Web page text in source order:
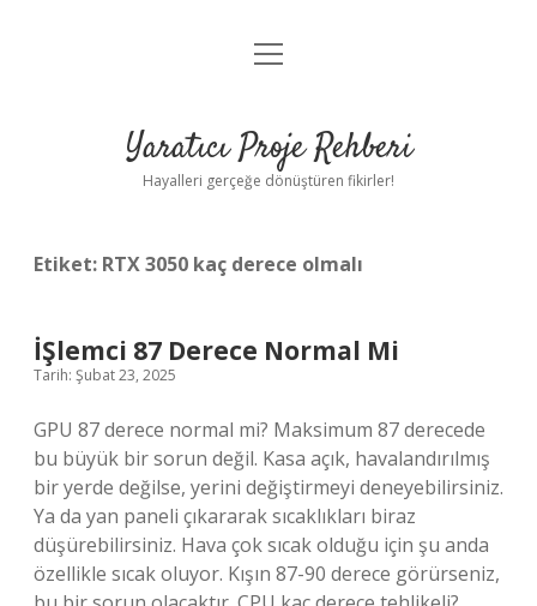
Anasayfa
Yasal Uyarı
menüyü
Yaratıcı Proje Rehberi
Hayalleri gerçeğe dönüştüren fikirler!
Etiket: RTX 3050 kaç derece olmalı
İŞlemci 87 Derece Normal Mi
Tarih: Şubat 23, 2025
GPU 87 derece normal mi? Maksimum 87 derecede
bu büyük bir sorun değil. Kasa açık, havalandırılmış
bir yerde değilse, yerini değiştirmeyi deneyebilirsiniz.
Ya da yan paneli çıkararak sıcaklıkları biraz
düşürebilirsiniz. Hava çok sıcak olduğu için şu anda
özellikle sıcak oluyor. Kışın 87-90 derece görürseniz,